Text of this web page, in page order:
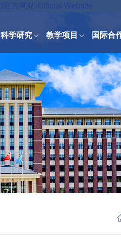
科学研究 教学项目 国际合